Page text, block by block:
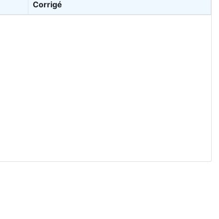
Corrigé